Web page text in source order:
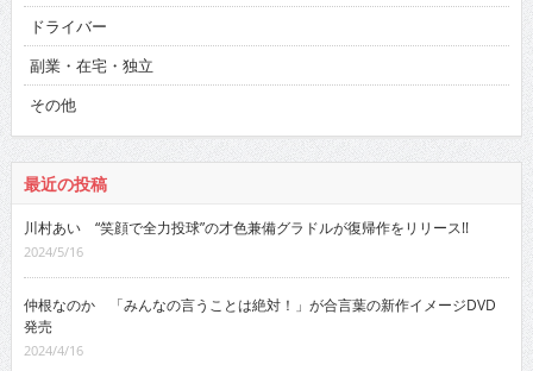
ドライバー
副業・在宅・独立
その他
最近の投稿
川村あい “笑顔で全力投球”の才色兼備グラドルが復帰作をリリース!!
2024/5/16
仲根なのか 「みんなの言うことは絶対！」が合言葉の新作イメージDVD
発売
2024/4/16